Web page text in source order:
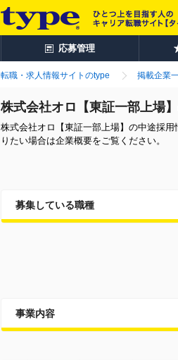
応募管理
転職・求人情報サイトのtype 掲載企業
株式会社オロ【東証一部上場
株式会社オロ【東証一部上場】の中途採
りたい場合は企業概要をご覧ください。
募集している職種
事業内容